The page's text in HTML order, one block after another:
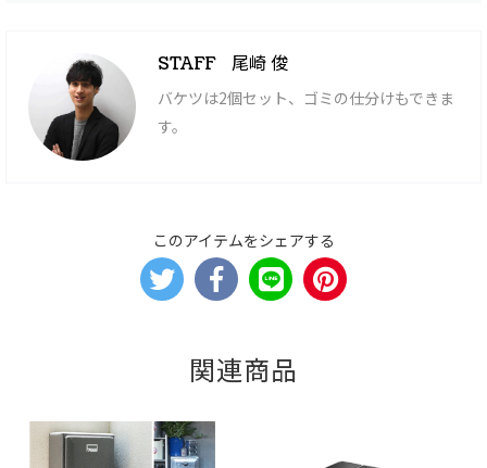
STAFF 尾崎 俊
バケツは2個セット、ゴミの仕分けもできま
す。
このアイテムをシェアする
関連商品